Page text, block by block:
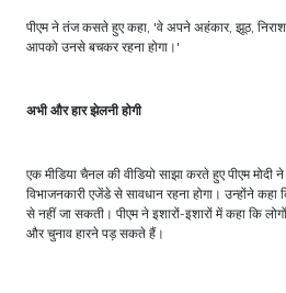
पीएम ने तंज कसते हुए कहा, 'वे अपने अहंकार, झूठ,
आपको उनसे बचकर रहना होगा।'
अभी और हार झेलनी होगी
एक मीडिया चैनल की वीडियो साझा करते हुए पीएम
विभाजनकारी एजेंडे से सावधान रहना होगा। उन्होंने
से नहीं जा सकती। पीएम ने इशारों-इशारों में कहा कि
और चुनाव हारने पड़ सकते हैं।